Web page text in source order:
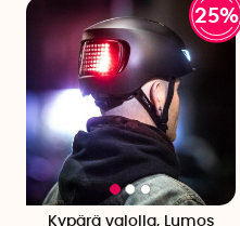
25%
Kypärä valolla, Lumos